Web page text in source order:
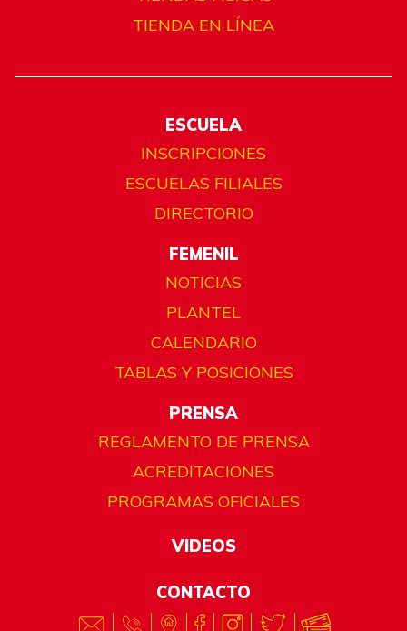
TIENDA EN LÍNEA
ESCUELA
INSCRIPCIONES
ESCUELAS FILIALES
DIRECTORIO
FEMENIL
NOTICIAS
PLANTEL
CALENDARIO
TABLAS Y POSICIONES
PRENSA
REGLAMENTO DE PRENSA
ACREDITACIONES
PROGRAMAS OFICIALES
VIDEOS
CONTACTO